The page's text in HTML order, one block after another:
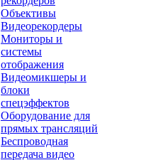
Объективы
Видеорекордеры
Мониторы и
системы
отображения
Видеомикшеры и
блоки
спецэффектов
Оборудование для
прямых трансляций
Беспроводная
передача видео